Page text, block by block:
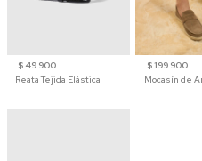
$ 49.900
Reata Tejida Elástica
$ 199.900